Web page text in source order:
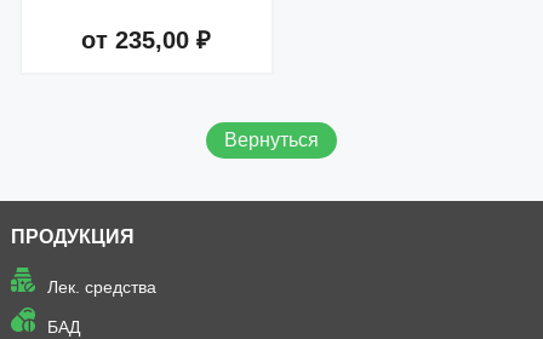
от 235,00 ₽
Вернуться
ПРОДУКЦИЯ
Лек. средства
БАД